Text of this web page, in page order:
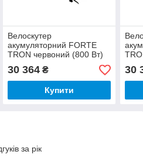
Велоскутер
акумуляторний FORTE
TRON червоний (800 Вт)
30 364₴
Купити
30
за рік